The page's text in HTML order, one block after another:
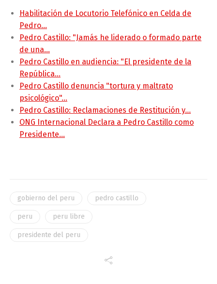
Habilitación de Locutorio Telefónico en Celda de
Pedro…
Pedro Castillo: "Jamás he liderado o formado parte
de una…
Pedro Castillo en audiencia: "El presidente de la
República…
Pedro Castillo denuncia "tortura y maltrato
psicológico"…
Pedro Castillo: Reclamaciones de Restitución y…
ONG Internacional Declara a Pedro Castillo como
Presidente…
gobierno del peru pedro castillo
peru peru libre
presidente del peru